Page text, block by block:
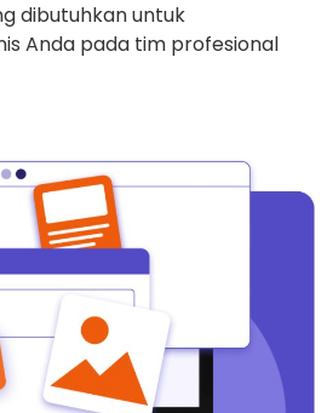
dibutuhkan untuk
Anda pada tim profesional